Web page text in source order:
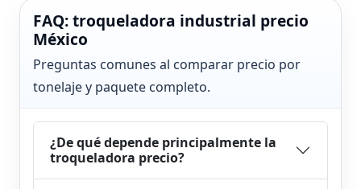
FAQ: troqueladora industrial precio
México
Preguntas comunes al comparar precio por
tonelaje y paquete completo.
¿De qué depende principalmente la
troqueladora precio?